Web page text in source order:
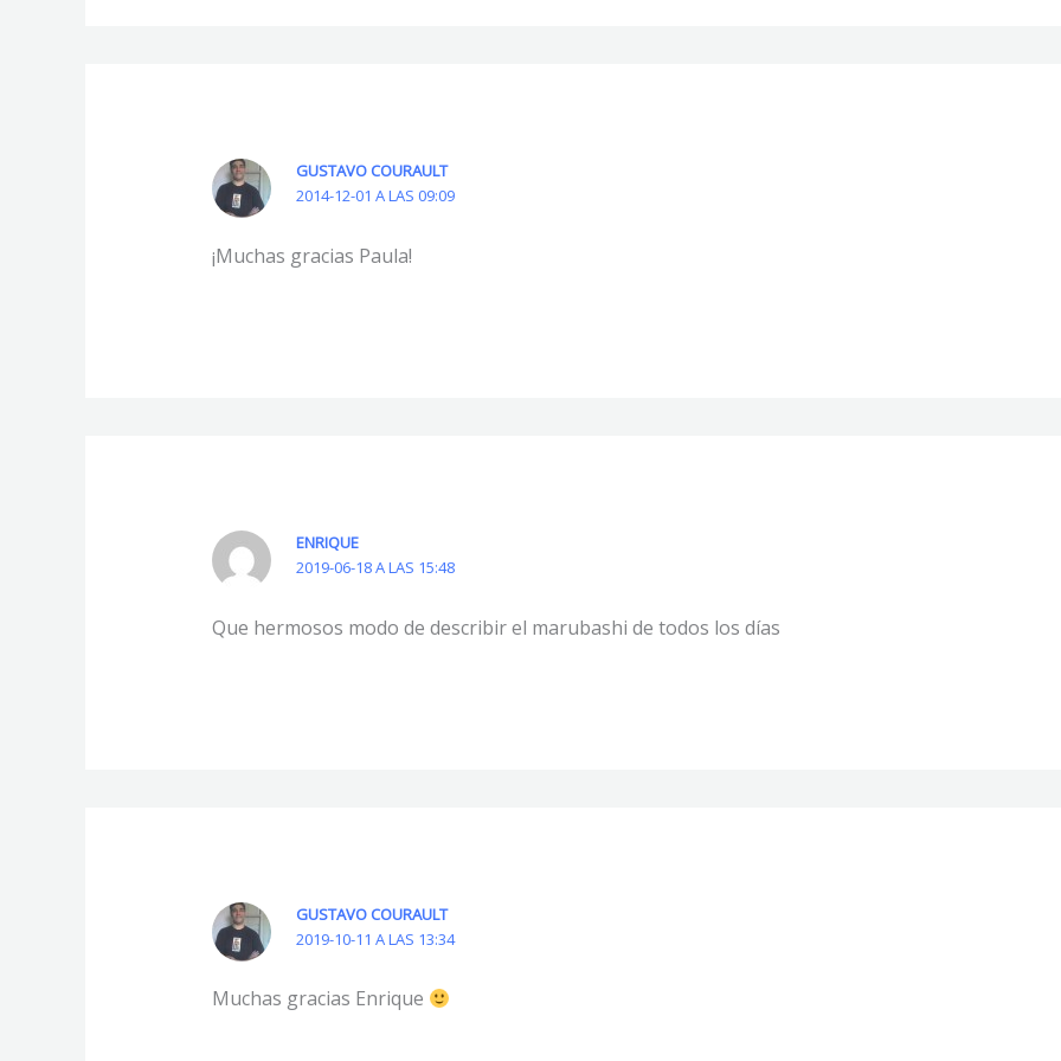
GUSTAVO COURAULT
2014-12-01 A LAS 09:09
¡Muchas gracias Paula!
ENRIQUE
2019-06-18 A LAS 15:48
Que hermosos modo de describir el marubashi de todos los días
GUSTAVO COURAULT
2019-10-11 A LAS 13:34
Muchas gracias Enrique